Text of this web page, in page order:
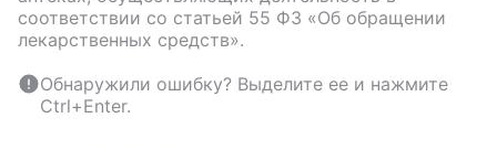
соответствии со статьей 55 ФЗ «Об обращении
лекарственных средств».
Обнаружили ошибку? Выделите ее и нажмите
Ctrl+Enter.